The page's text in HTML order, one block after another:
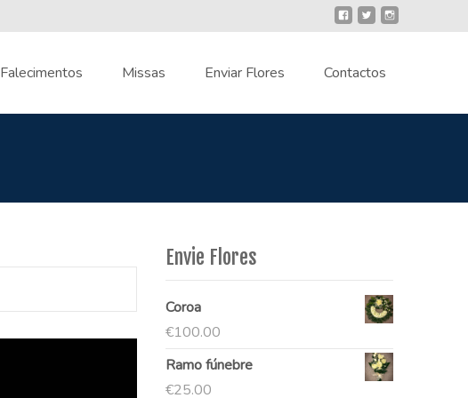
Falecimentos Missas Enviar Flores Contactos
Envie Flores
Coroa
€100.00
Ramo fúnebre
€25.00